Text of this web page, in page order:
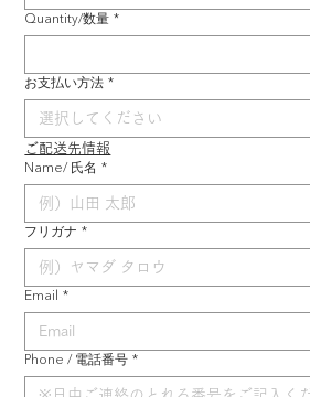
Quantity/数量 *
お支払い方法 *
ご配送先情報
Name/ 氏名 *
フリガナ *
Email *
Phone / 電話番号 *